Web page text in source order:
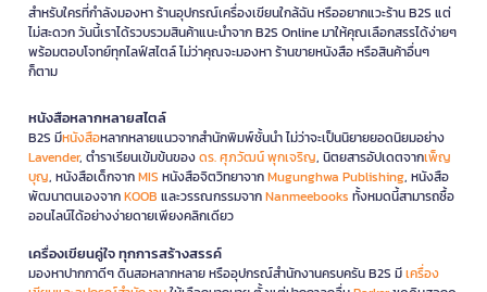
สำหรับใครที่กำลังมองหา ร้านอุปกรณ์เครื่องเขียนใกล้ฉัน หรืออยากแวะร้าน B2S แต่
ไม่สะดวก วันนี้เราได้รวบรวมสินค้าแนะนำจาก B2S Online มาให้คุณเลือกสรรได้ง่ายๆ
พร้อมตอบโจทย์ทุกไลฟ์สไตล์ ไม่ว่าคุณจะมองหา ร้านขายหนังสือ หรือสินค้าอื่นๆ
ก็ตาม
หนังสือหลากหลายสไตล์
B2S มีหนังสือหลากหลายแนวจากสำนักพิมพ์ชั้นนำ ไม่ว่าจะเป็นนิยายยอดนิยมอย่าง
Lavender, ตำราเรียนเข้มข้นของดร. ศุภวัฒน์ พุกเจริญ, นิตยสารอัปเดตจากเพ็ญ
บุญ, หนังสือเด็กจากMIS หนังสือจิตวิทยาจากMugunghwa Publishing, หนังสือ
พัฒนาตนเองจากKOOB และวรรณกรรมจากNanmeebooks ทั้งหมดนี้สามารถซื้อ
ออนไลน์ได้อย่างง่ายดายเพียงคลิกเดียว
เครื่องเขียนคู่ใจ ทุกการสร้างสรรค์
มองหาปากกาดีๆ ดินสอหลากหลาย หรืออุปกรณ์สำนักงานครบครัน B2S มีเครื่อง